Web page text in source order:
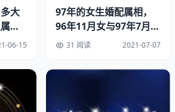
缺乏的特质所深深吸引，这是他们在一
一起会感情非常稳定而牢固，所以说
对。
爽的性格，属猴的和属马的人一样不
处很自然，多相处之后会慢慢的相处了
情有很深的基础。
大
鼠
06-15
97年的女生婚配属相，
96年11月女与97年7月男
的婚配
31 阅读 2021-07-07